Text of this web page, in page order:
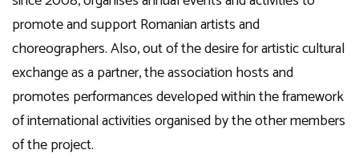
promote and support Romanian artists and
choreographers. Also, out of the desire for artistic cultural
exchange as a partner, the association hosts and
promotes performances developed within the framework
of international activities organised by the other members
of the project.